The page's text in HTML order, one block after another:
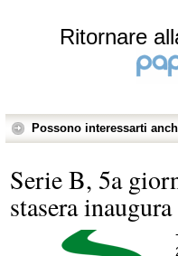
Ritornare
Possono interessarti
Serie B, 5a
stasera